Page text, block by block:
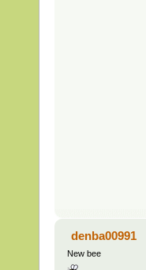
denba00991
New bee